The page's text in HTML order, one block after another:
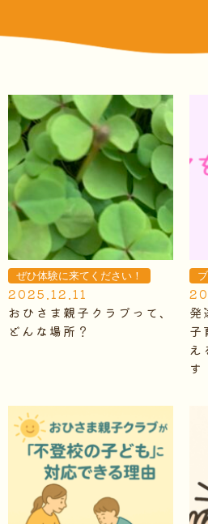
ぜひ体験に来てください！
2025.12.11
おひさま親子クラブって、
どんな場所？
発
子
え
す